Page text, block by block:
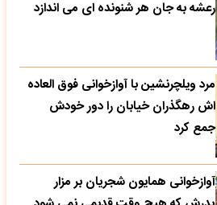
رعشه به جان هر شنونده ای می اندازد
مرد ویلچرنشین با آوازخوانی فوق العاده
اش رهگذران خیابان را دور خودش
جمع کرد
آوازخوانی همایون شجریان بر مزار